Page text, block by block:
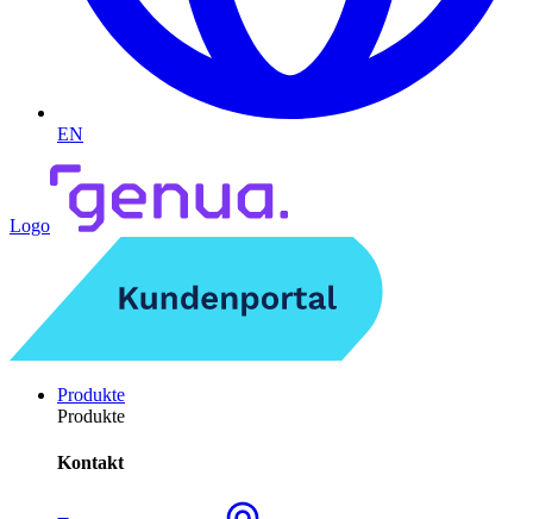
EN
Logo
Produkte
Produkte
Kontakt